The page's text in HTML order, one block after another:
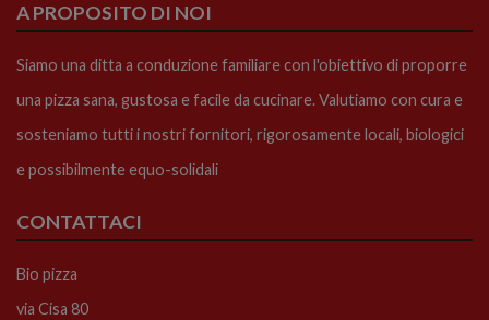
A PROPOSITO DI NOI
Siamo una ditta a conduzione familiare con l'obiettivo di proporre
una pizza sana, gustosa e facile da cucinare. Valutiamo con cura e
sosteniamo tutti i nostri fornitori, rigorosamente locali, biologici
e possibilmente equo-solidali
CONTATTACI
Bio pizza
via Cisa 80